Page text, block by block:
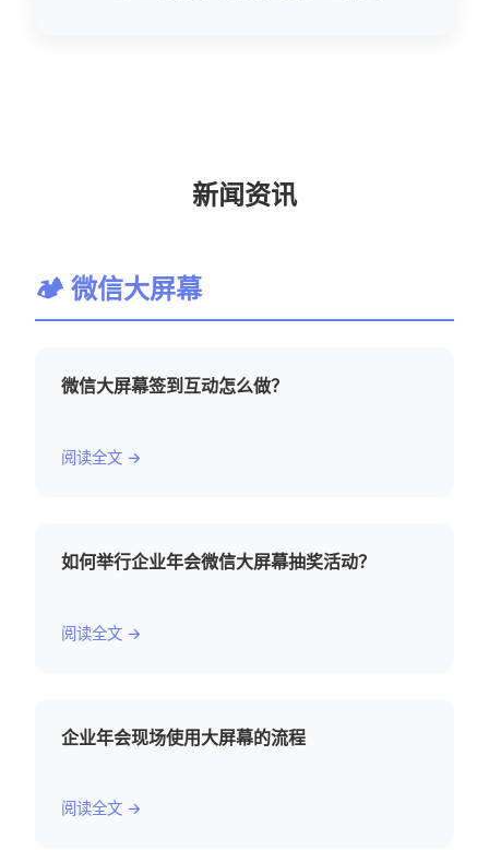
新闻资讯
🏕 微信大屏幕
微信大屏幕签到互动怎么做？
阅读全文 →
如何举行企业年会微信大屏幕抽奖活动？
阅读全文 →
企业年会现场使用大屏幕的流程
阅读全文 →